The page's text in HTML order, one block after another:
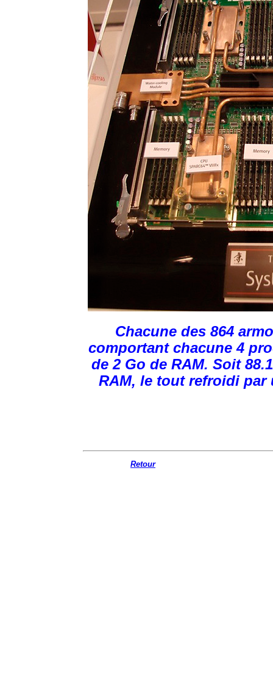
Chacune des 864
comportant chacune 4
de 2 Go de RAM. Soit
RAM, le tout refroidi par
Retour